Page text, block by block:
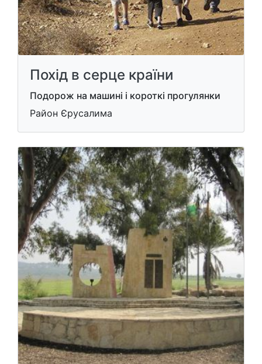
Похід в серце країни
Подорож на машині і короткі прогулянки
Район Єрусалима